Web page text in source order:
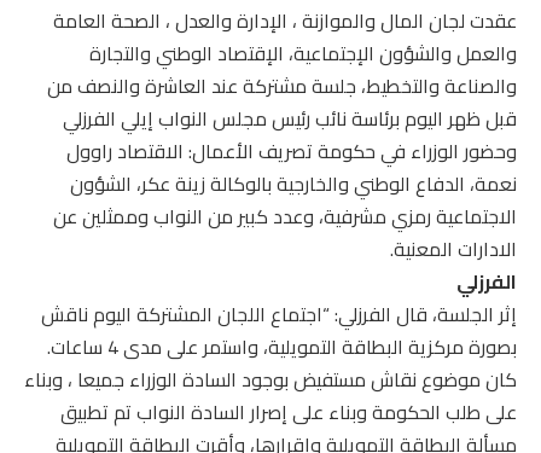
عقدت لجان المال والموازنة ، الإدارة والعدل ، الصحة العامة
والعمل والشؤون الإجتماعية، الإقتصاد الوطني والتجارة
والصناعة والتخطيط، جلسة مشتركة عند العاشرة والنصف من
قبل ظهر اليوم برئاسة نائب رئيس مجلس النواب إيلي الفرزلي
وحضور الوزراء في حكومة تصريف الأعمال: الاقتصاد راوول
نعمة، الدفاع الوطني والخارجية بالوكالة زينة عكر، الشؤون
الاجتماعية رمزي مشرفية، وعدد كبير من النواب وممثلين عن
الادارات المعنية.
الفرزلي
إثر الجلسة، قال الفرزلي: “اجتماع اللجان المشتركة اليوم ناقش
بصورة مركزية البطاقة التمويلية، واستمر على مدى 4 ساعات.
كان موضوع نقاش مستفيض بوجود السادة الوزراء جميعا ، وبناء
على طلب الحكومة وبناء على إصرار السادة النواب تم تطبيق
مسألة البطاقة التمويلية وإقرارها، وأقرت البطاقة التمويلية